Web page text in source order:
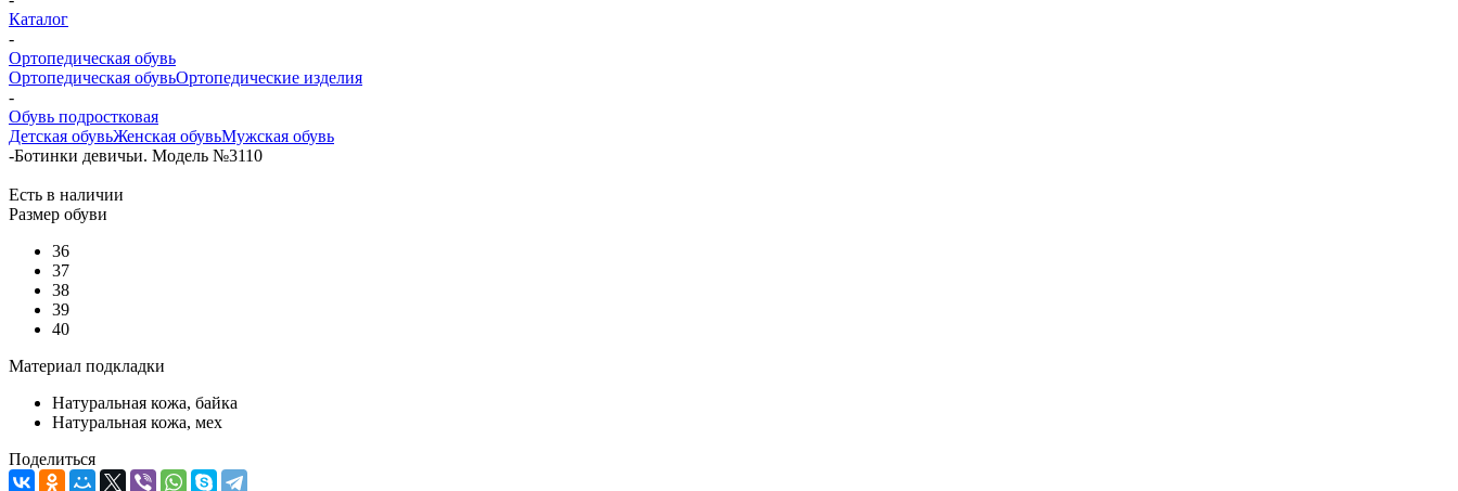
Каталог
-
Ортопедическая обувь
Ортопедическая обувьОртопедические изделия
-
Обувь подростковая
Детская обувьЖенская обувьМужская обувь
-Ботинки девичьи. Модель №3110
Есть в наличии
Размер обуви
36
37
38
39
40
Материал подкладки
Натуральная кожа, байка
Натуральная кожа, мех
Поделиться